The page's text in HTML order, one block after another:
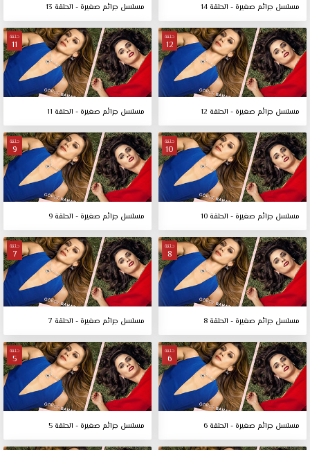
مسلسل جرائم صغيرة - الحلقة 14 مسلسل جرائم صغيرة - الحلقة 13
حلقة
12
مسلسل جرائم صغيرة - الحلقة 12
حلقة
11
مسلسل جرائم صغيرة - الحلقة 11
حلقة
10
مسلسل جرائم صغيرة - الحلقة 10
حلقة
9
مسلسل جرائم صغيرة - الحلقة 9
حلقة
8
مسلسل جرائم صغيرة - الحلقة 8
حلقة
7
مسلسل جرائم صغيرة - الحلقة 7
حلقة
6
مسلسل جرائم صغيرة - الحلقة 6
حلقة
5
مسلسل جرائم صغيرة - الحلقة 5